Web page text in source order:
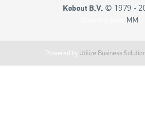
Kobout B.V. © 1979 -
MM
Powered by Utilize Business